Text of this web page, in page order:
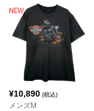
¥10,890 (税込)
メンズM